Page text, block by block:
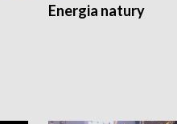
Energia natury